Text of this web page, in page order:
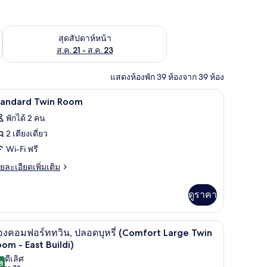
ส.ค. 14 - ส.ค. 16สุดสัปดาห์หน้า
ส.ค. 21 - ส.ค. 23
ตรวจสอบจำนวนห้องพักว่างในสุดสัปดาห์หน้า ส.ค. 21 - ส.ค. 23
แสดงห้องพัก 39 ห้องจาก 39 ห้อง
พถ่าย
หมด
ง
ผ้านวมขนเป็ด, ผ้าม่านกันแสง, Wi-Fi ฟรี, ตกแ
1 Twin Room
พักได้ 2 คน
2 เตียงเดี่ยว
Wi-Fi ฟรี
ละเอียดเพิ่มเติม
ดูราคา
พิเศษโดยเฉพาะ
กแต่งพิเศษโดยเฉพาะ
พถ่าย
หมด
ผ้านวมขนเป็ด, ผ้าม่านกันแสง, Wi-Fi ฟรี, ตกแ
4
งคอมฟอร์ททวิน, ปลอดบุหรี่ (Comfort Large Twin
- East Buildi)
ดีเลิศ